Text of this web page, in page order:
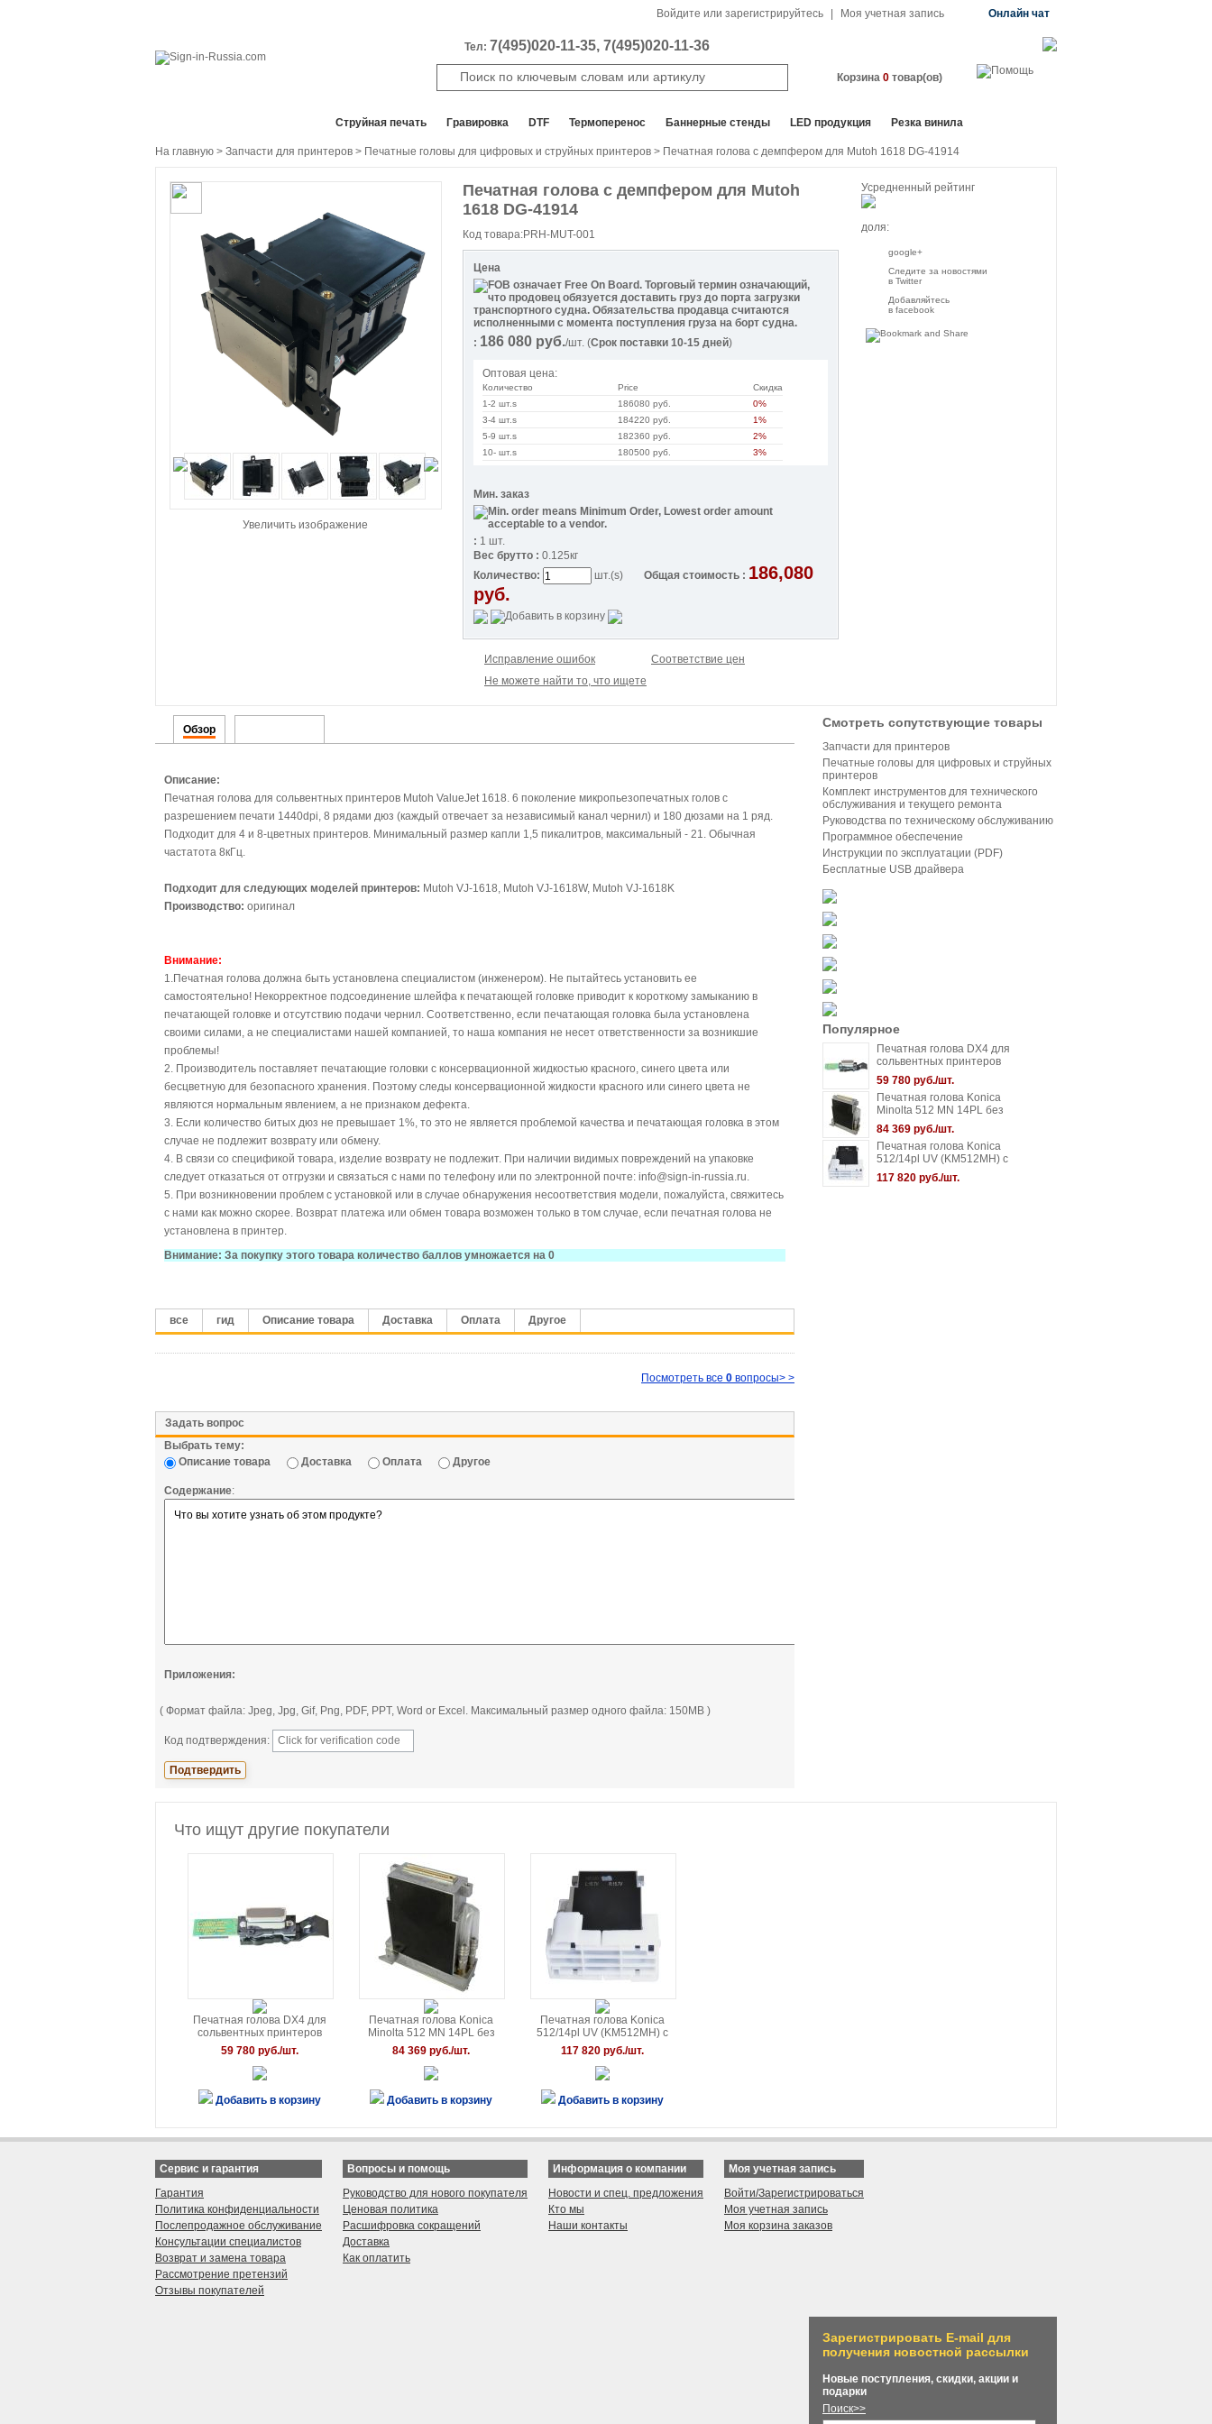
Войдите или зарегистрируйтесь Моя учетная запись Онлайн чат
Тел: 7(495)020-11-35, 7(495)020-11-36
Корзина 0товар(ов)
Cтруйная печать Гравировка DTF Термоперенос Баннерные стенды LED продукция Резка винила
На главную > Запчасти для принтеров > Печатные головы для цифровых и струйных принтеров > Печатная голова с демпфером для Mutoh 1618 DG-41914
Увеличить изображение
Печатная голова с демпфером для Mutoh
1618 DG-41914
Код товара:PRH-MUT-001
Цена
: 186 080 руб./шт. (Срок поставки 10-15 дней)
Оптовая цена:
Количество Скидка
Price
1-2 шт.s
0%
186080 руб.
3-4 шт.s
1%
184220 руб.
5-9 шт.s
2%
182360 руб.
10- шт.s
3%
180500 руб.
Мин. заказ
: 1 шт.
Вес брутто : 0.125кг
Количество:
шт.(s) Общая стоимость : 186,080
руб.
Исправление ошибок
Соответствие цен
Не можете найти то, что ищете
Усредненный рейтинг
доля:
google+
Следите за новостями
в Twitter
Добавляйтесь
в facebook
Обзор
Описание:
Печатная голова для сольвентных принтеров Mutoh ValueJet 1618. 6 поколение микропьезопечатных голов с
разрешением печати 1440dpi, 8 рядами дюз (каждый отвечает за независимый канал чернил) и 180 дюзами на 1 ряд.
Подходит для 4 и 8-цветных принтеров. Минимальный размер капли 1,5 пикалитров, максимальный - 21. Обычная
частатота 8кГц.
Подходит для следующих моделей принтеров: Mutoh VJ-1618, Mutoh VJ-1618W, Mutoh VJ-1618K
Производство: оригинал
Внимание:
1.Печатная голова должна быть установлена специалистом (инженером). Не пытайтесь установить ее
самостоятельно! Некорректное подсоединение шлейфа к печатающей головке приводит к короткому замыканию в
печатающей головке и отсутствию подачи чернил. Соответственно, если печатающая головка была установлена ​
своими силами, а не специалистами нашей компанией, то наша компания не несет ответственности за возникшие
проблемы!
2. Производитель поставляет печатающие головки с консервационной жидкостью красного, синего цвета или
бесцветную для безопасного хранения. Поэтому следы консервационной жидкости красного или синего цвета не
являются нормальным явлением, а не признаком дефекта.
3. Если количество битых дюз не превышает 1%, то это не является проблемой качества и печатающая головка в этом
случае не подлежит возврату или обмену.
4. В связи со спецификой товара, изделие возврату не подлежит. При наличии видимых повреждений на упаковке
следует отказаться от отгрузки и связаться с нами по телефону или по электронной почте: info@sign-in-russia.ru.
5. При возникновении проблем с установкой или в случае обнаружения несоответствия модели, пожалуйста, свяжитесь
с нами как можно скорее. Возврат платежа или обмен товара возможен только в том случае, если печатная голова не
установлена в принтер.
Внимание: За покупку этого товара количество баллов умножается на 0
все гид Описание товара Доставка Оплата Другое
Посмотреть все 0 вопросы> >
Задать вопрос
Выбрать тему:
Описание товара
Доставка Оплата Другое
Содержание:
Приложения:
( Формат файла: Jpeg, Jpg, Gif, Png, PDF, PPT, Word or Excel. Максимальный размер одного файла: 150MB )
Код подтверждения:
Смотреть сопутствующие товары
Запчасти для принтеров
Печатные головы для цифровых и струйных
принтеров
Комплект инструментов для технического
обслуживания и текущего ремонта
Руководства по техническому обслуживанию
Программное обеспечение
Инструкции по эксплуатации (PDF)
Бесплатные USB драйвера
Популярное
Печатная голова DX4 для
сольвентных принтеров
Roland / Mutoh / Mimaki / Epson
59 780 руб./шт.
Печатная голова Konica
Minolta 512 MN 14PL без
нагрева
84 369 руб./шт.
Печатная голова Konica
512/14pl UV (KM512MH) с
нагревом
117 820 руб./шт.
Что ищут другие покупатели
Печатная голова DX4 для
сольвентных принтеров
Roland / Mutoh / Mimaki /
Epson
59 780 руб./шт.
Добавить в корзину
Печатная голова Konica
Minolta 512 MN 14PL без
нагрева
84 369 руб./шт.
Добавить в корзину
Печатная голова Konica
512/14pl UV (KM512MH) с
нагревом
117 820 руб./шт.
Добавить в корзину
Сервис и гарантия
Гарантия
Политика конфиденциальности
Послепродажное обслуживание
Консультации специалистов
Возврат и замена товара
Рассмотрение претензий
Отзывы покупателей
Вопросы и помощь
Руководство для нового покупателя
Ценовая политика
Расшифровка сокращений
Доставка
Как оплатить
Информация о компании
Новости и спец. предложения
Кто мы
Наши контакты
Моя учетная запись
Войти/Зарегистрироваться
Моя учетная запись
Моя корзина заказов
Зарегистрировать E-mail для
получения новостной рассылки
Новые поступления, скидки, акции и
подарки
Поиск>>